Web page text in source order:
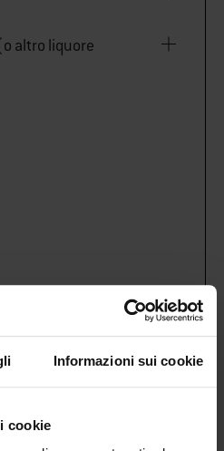
Informazioni sui cookie
cookie
altro liquore
LIST